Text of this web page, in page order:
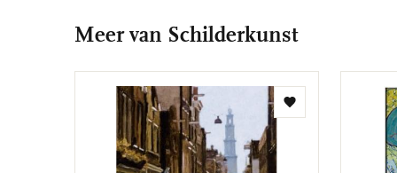
Meer van Schilderkunst
Toevoegen